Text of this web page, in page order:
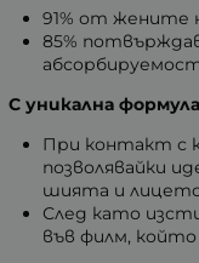
91% от жените
85%
С уникална
При контакт с
позволявайки
шията и
След като
във филм, който